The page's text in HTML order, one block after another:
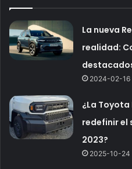
La nueva
realidad:
2024-02-16
¿La
redefinir el
2023?
2025-10-24